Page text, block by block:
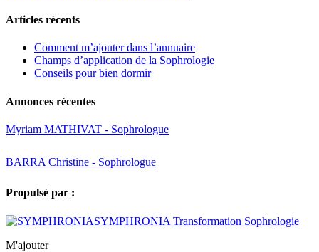
Articles récents
Comment m’ajouter dans l’annuaire
Champs d’application de la Sophrologie
Conseils pour bien dormir
Annonces récentes
Myriam MATHIVAT - Sophrologue
BARRA Christine - Sophrologue
Propulsé par :
SYMPHRONIA Transformation Sophrologie
M'ajouter